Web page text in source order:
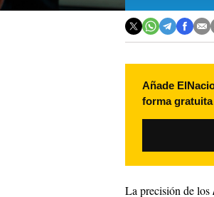
Añade
forma gratuita
La precisión de los